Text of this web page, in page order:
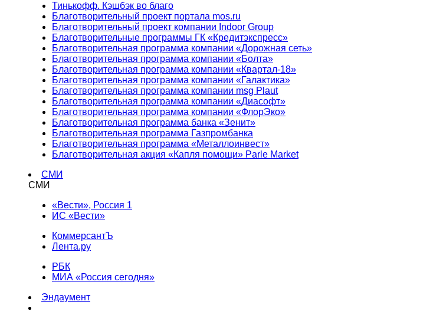
Тинькофф. Кэшбэк во благо
Благотворительный проект портала mos.ru
Благотворительный проект компании Indoor Group
Благотворительные программы ГК «Кредитэкспресс»
Благотворительная программа компании «Дорожная сеть»
Благотворительная программа компании «Болта»
Благотворительная программа компании «Квартал-18»
Благотворительная программа компании «Галактика»
Благотворительная программа компании msg Plaut
Благотворительная программа компании «Диасофт»
Благотворительная программа компании «ФлорЭко»
Благотворительная программа банка «Зенит»
Благотворительная программа Газпромбанка
Благотворительная программа «Металлоинвест»
Благотворительная акция «Капля помощи» Parle Market
СМИ
СМИ
«Вести», Россия 1
ИС «Вести»
КоммерсантЪ
Лента.ру
РБК
МИА «Россия сегодня»
Эндаумент